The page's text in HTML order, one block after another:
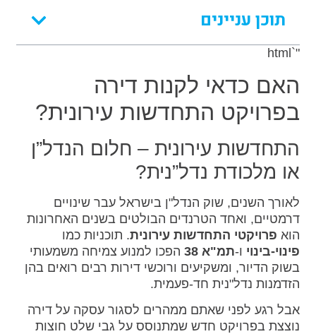
תוכן עניינים
"`html
האם כדאי לקנות דירה
בפרויקט התחדשות עירונית?
התחדשות עירונית – חלום הנדל”ן
או מלכודת נדל”נית?
לאורך השנים, שוק הנדל"ן בישראל עבר שינויים
דרמטיים, ואחד הטרנדים הבולטים בשנים האחרונות
הוא פרויקטי התחדשות עירונית. תוכניות כמו
פינוי-בינוי ו-תמ"א 38
הפכו למנוע צמיחה משמעותי
בשוק הדיור, ומשקיעים ורוכשי דירות רבים רואים בהן
הזדמנות נדל"נית חד-פעמית.
אבל רגע לפני שאתם ממהרים לסגור עסקה על דירה
נוצצת בפרויקט חדש שמתנוסס על גבי שלט חוצות